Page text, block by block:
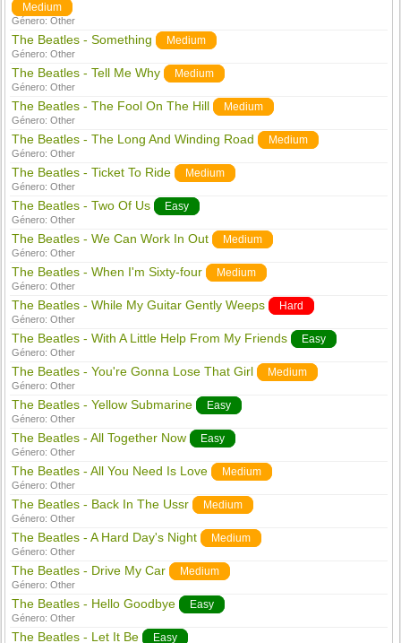
Medium
Género:Other
The Beatles - Something Medium
Género:Other
The Beatles - Tell Me Why Medium
Género:Other
The Beatles - The Fool On The Hill Medium
Género:Other
The Beatles - The Long And Winding Road Medium
Género:Other
The Beatles - Ticket To Ride Medium
Género:Other
The Beatles - Two Of Us Easy
Género:Other
The Beatles - We Can Work In Out Medium
Género:Other
The Beatles - When I'm Sixty-four Medium
Género:Other
The Beatles - While My Guitar Gently Weeps Hard
Género:Other
The Beatles - With A Little Help From My Friends Easy
Género:Other
The Beatles - You're Gonna Lose That Girl Medium
Género:Other
The Beatles - Yellow Submarine Easy
Género:Other
The Beatles - All Together Now Easy
Género:Other
The Beatles - All You Need Is Love Medium
Género:Other
The Beatles - Back In The Ussr Medium
Género:Other
The Beatles - A Hard Day's Night Medium
Género:Other
The Beatles - Drive My Car Medium
Género:Other
The Beatles - Hello Goodbye Easy
Género:Other
The Beatles - Let It Be Easy